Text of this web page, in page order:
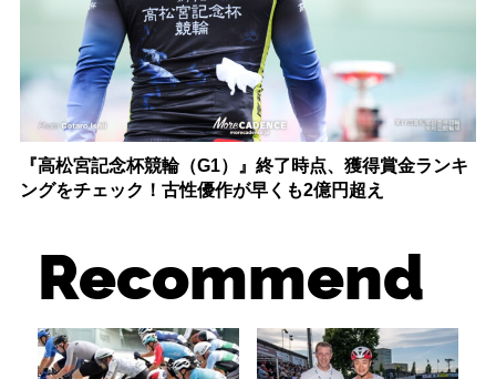
『高松宮記念杯競輪（G1）』終了時点、獲得賞金ランキ
ングをチェック！古性優作が早くも2億円超え
Recommend